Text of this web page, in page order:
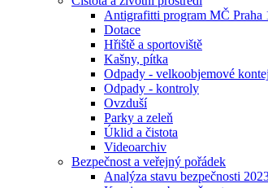
Antigrafitti program MČ Praha
Dotace
Hřiště a sportoviště
Kašny, pítka
Odpady - velkoobjemové
Odpady - kontroly
Ovzduší
Parky a zeleň
Úklid a čistota
Videoarchiv
Bezpečnost a veřejný pořádek
Analýza stavu bezpečnosti